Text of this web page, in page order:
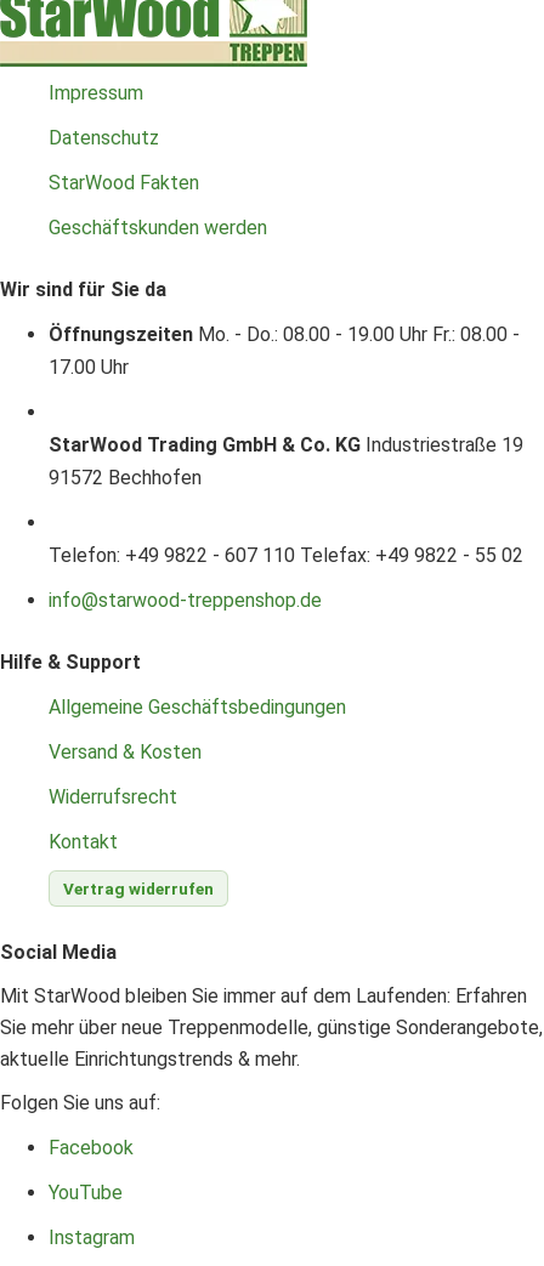
Impressum
Datenschutz
StarWood Fakten
Geschäftskunden werden
Wir sind für Sie da
Öffnungszeiten Mo. - Do.: 08.00 - 19.00 Uhr Fr.: 08.00 -
17.00 Uhr
StarWood Trading GmbH & Co. KG Industriestraße 19
91572 Bechhofen
Telefon: +49 9822 - 607 110 Telefax: +49 9822 - 55 02
info@starwood-treppenshop.de
Hilfe & Support
Allgemeine Geschäftsbedingungen
Versand & Kosten
Widerrufsrecht
Kontakt
Vertrag widerrufen
Social Media
Mit StarWood bleiben Sie immer auf dem Laufenden: Erfahren
Sie mehr über neue Treppenmodelle, günstige Sonderangebote,
aktuelle Einrichtungstrends & mehr.
Folgen Sie uns auf:
Facebook
YouTube
Instagram